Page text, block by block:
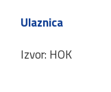
Ulaznica
Izvor: HOK